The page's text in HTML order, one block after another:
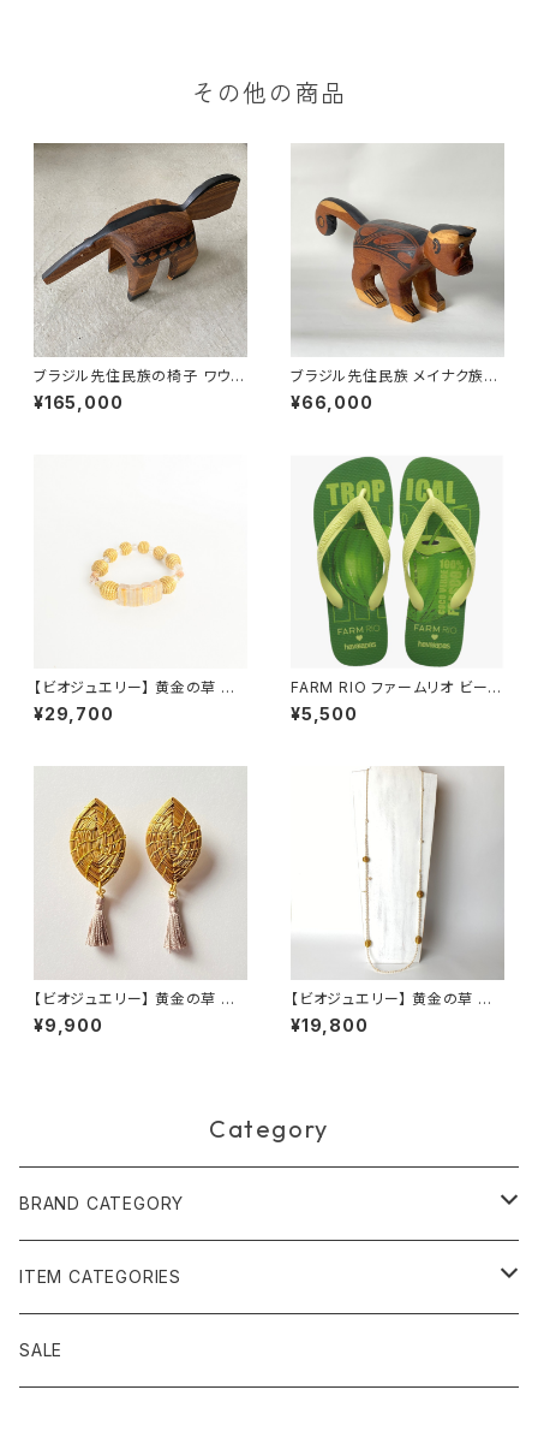
その他の商品
ブラジル先住民族の椅子 ワウラ
ー族 アリクイ ３（送料着払い）
¥165,000
ブラジル先住民族 メイナク族の
椅子 サル 小型 全長41cm
¥66,000
【ビオジュエリー】 黄金の草 カッ
ピンドウラード ブレスレット ス
クエア ルチルクォーツ
¥29,700
FARM RIO ファームリオ ビーチ
サンダル Havaianas Tropical
Coco
¥5,500
【ビオジュエリー】 黄金の草 カッ
ピンドウラード ピアス&イヤリ
ング 直結リーフタッセルグレイ
¥9,900
【ビオジュエリー】 黄金の草 カッ
ピンドウラード クリームローズ
スワロフスキーパール & チェー
¥19,800
Category
BRAND CATEGORY
黄金の草 ビオジュエリー
ピアス＆イヤリング
ボルジェス木版画
ITEM CATEGORIES
アクセサリー
SALE